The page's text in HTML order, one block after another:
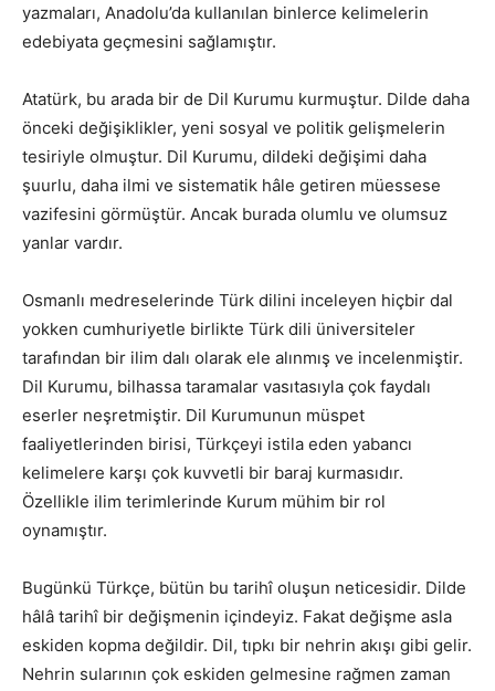
yazmaları, Anadolu’da kullanılan binlerce kelimelerin
edebiyata geçmesini sağlamıştır.
Atatürk, bu arada bir de Dil Kurumu kurmuştur. Dilde daha
önceki değişiklikler, yeni sosyal ve politik gelişmelerin
tesiriyle olmuştur. Dil Kurumu, dildeki değişimi daha
şuurlu, daha ilmi ve sistematik hâle getiren müessese
vazifesini görmüştür. Ancak burada olumlu ve olumsuz
yanlar vardır.
Osmanlı medreselerinde Türk dilini inceleyen hiçbir dal
yokken cumhuriyetle birlikte Türk dili üniversiteler
tarafından bir ilim dalı olarak ele alınmış ve incelenmiştir.
Dil Kurumu, bilhassa taramalar vasıtasıyla çok faydalı
eserler neşretmiştir. Dil Kurumunun müspet
faaliyetlerinden birisi, Türkçeyi istila eden yabancı
kelimelere karşı çok kuvvetli bir baraj kurmasıdır.
Özellikle ilim terimlerinde Kurum mühim bir rol
oynamıştır.
Bugünkü Türkçe, bütün bu tarihî oluşun neticesidir. Dilde
hâlâ tarihî bir değişmenin içindeyiz. Fakat değişme asla
eskiden kopma değildir. Dil, tıpkı bir nehrin akışı gibi gelir.
Nehrin sularının çok eskiden gelmesine rağmen zaman